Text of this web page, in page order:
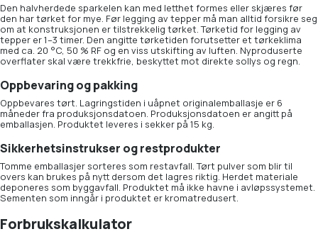
Den halvherdede sparkelen kan med letthet formes eller skjæres før
den har tørket for mye. Før legging av tepper må man alltid forsikre seg
om at konstruksjonen er tilstrekkelig tørket. Tørketid for legging av
tepper er 1–3 timer. Den angitte tørketiden forutsetter et tørkeklima
med ca. 20 °C, 50 % RF og en viss utskifting av luften. Nyproduserte
overflater skal være trekkfrie, beskyttet mot direkte sollys og regn.
Oppbevaring og pakking
Oppbevares tørt. Lagringstiden i uåpnet originalemballasje er 6
måneder fra produksjonsdatoen. Produksjonsdatoen er angitt på
emballasjen. Produktet leveres i sekker på 15 kg.
Sikkerhetsinstrukser og restprodukter
Tomme emballasjer sorteres som restavfall. Tørt pulver som blir til
overs kan brukes på nytt dersom det lagres riktig. Herdet materiale
deponeres som byggavfall. Produktet må ikke havne i avløpssystemet.
Sementen som inngår i produktet er kromatredusert.
Forbrukskalkulator